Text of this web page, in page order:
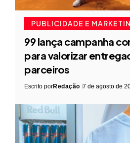
PUBLICIDADE E
99 lança campanha
para valorizar
parceiros
Escrito porRedação 7 de agosto de